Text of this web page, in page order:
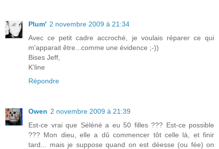
Plum' 2 novembre 2009 à 21:34
Avec ce petit cadre accroché, je voulais réparer ce qui
m'apparait être...comme une évidence ;-))
Bises Jeff,
K'line
Répondre
Owen 2 novembre 2009 à 21:39
Est-ce vrai que Séléné a eu 50 filles ??? Est-ce possible
??? Mon dieu, elle a dû commencer tôt celle là, et finir
tard... mais je suppose quand on est déesse (ou fée) on